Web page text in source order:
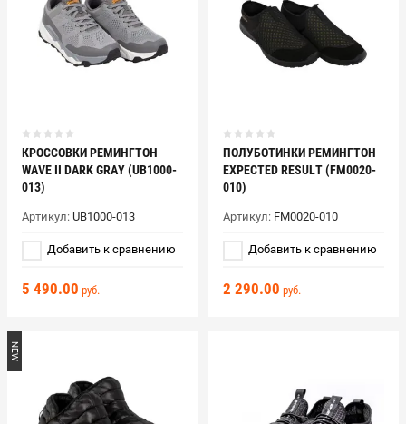
КРОССОВКИ РЕМИНГТОН
WAVE II DARK GRAY (UB1000-
013)
Артикул: UB1000-013
Добавить к сравнению
5 490.00 руб.
ПОЛУБОТИНКИ РЕМИНГТОН
EXPECTED RESULT (FM0020-
010)
Артикул:FM0020-010
Добавить к сравнению
2 290.00 руб.
NEW